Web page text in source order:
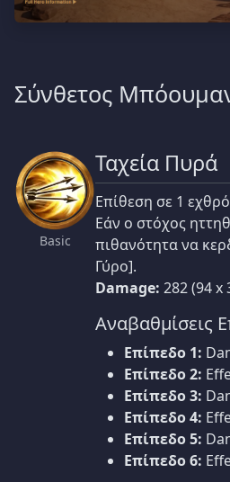
Σύνθετος
Basic
Ταχεία Πυρά
Επίθεση σε 1 εχθρό
Εάν ο στόχος
πιθανότητα να
Γύρο].
Damage: 282 (94 x
Αναβαθμίσεις
Επίπεδο 1:
Επίπεδο 2:
Επίπεδο 3:
Επίπεδο 4:
Επίπεδο 5:
Επίπεδο 6: